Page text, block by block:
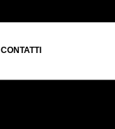
CONTATTI